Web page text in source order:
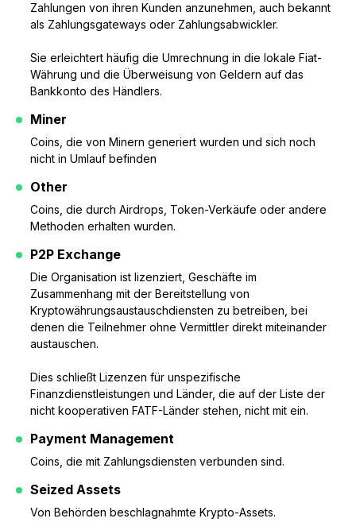
Zahlungen von ihren Kunden anzunehmen, auch bekannt
als Zahlungsgateways oder Zahlungsabwickler.
Sie erleichtert häufig die Umrechnung in die lokale Fiat-
Währung und die Überweisung von Geldern auf das
Bankkonto des Händlers.
Miner
Coins, die von Minern generiert wurden und sich noch
nicht in Umlauf befinden
Other
Coins, die durch Airdrops, Token-Verkäufe oder andere
Methoden erhalten wurden.
P2P Exchange
Die Organisation ist lizenziert, Geschäfte im
Zusammenhang mit der Bereitstellung von
Kryptowährungsaustauschdiensten zu betreiben, bei
denen die Teilnehmer ohne Vermittler direkt miteinander
austauschen.
Dies schließt Lizenzen für unspezifische
Finanzdienstleistungen und Länder, die auf der Liste der
nicht kooperativen FATF-Länder stehen, nicht mit ein.
Payment Management
Coins, die mit Zahlungsdiensten verbunden sind.
Seized Assets
Von Behörden beschlagnahmte Krypto-Assets.